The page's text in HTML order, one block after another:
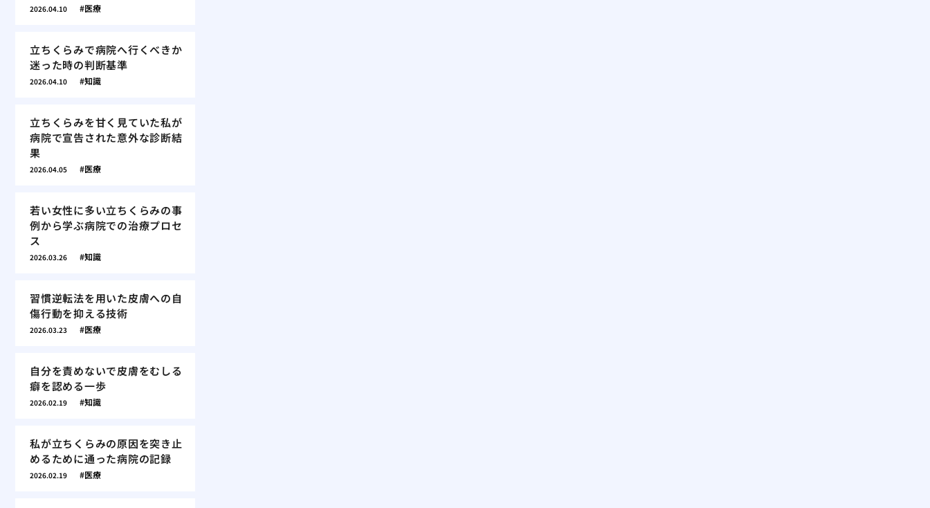
2026.04.10 医療
立ちくらみで病院へ行くべきか
迷った時の判断基準
2026.04.10 知識
立ちくらみを甘く見ていた私が
病院で宣告された意外な診断結
果
2026.04.05 医療
若い女性に多い立ちくらみの事
例から学ぶ病院での治療プロセ
ス
2026.03.26 知識
習慣逆転法を用いた皮膚への自
傷行動を抑える技術
2026.03.23 医療
自分を責めないで皮膚をむしる
癖を認める一歩
2026.02.19 知識
私が立ちくらみの原因を突き止
めるために通った病院の記録
2026.02.19 医療